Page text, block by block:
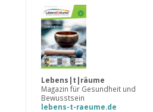
Lebens|t|räume
Magazin für Gesundheit und
Bewusstsein
lebens-t-raeume.de